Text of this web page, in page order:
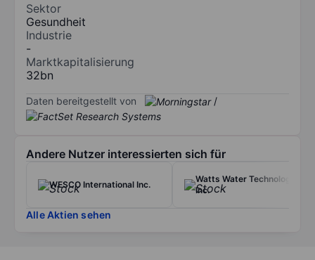
Sektor
Gesundheit
Industrie
-
Marktkapitalisierung
32bn
Daten bereitgestellt von /
Andere Nutzer interessierten sich für
WESCO International Inc.
Watts Water Technologies
Inc.
Alle Aktien sehen